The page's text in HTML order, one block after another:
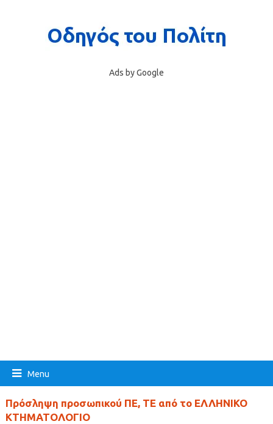
Ads by Google
Menu
Πρόσληψη προσωπικού ΠΕ, ΤΕ από το ΕΛΛΗΝΙΚΟ
ΚΤΗΜΑΤΟΛΟΓΙΟ